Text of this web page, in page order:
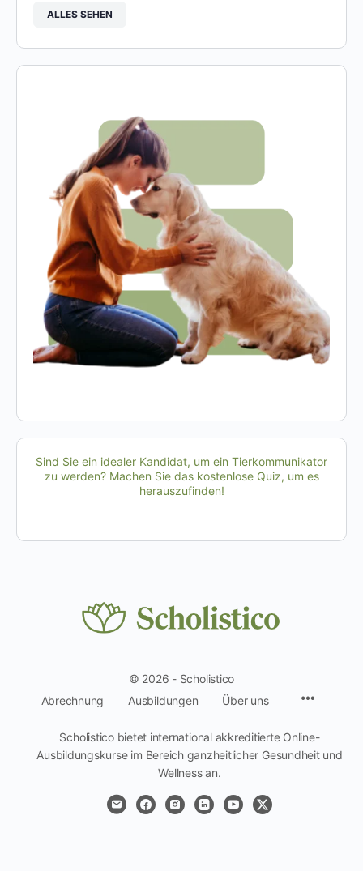
ALLES SEHEN
Sind Sie ein idealer Kandidat, um ein Tierkommunikator
zu werden? Machen Sie das kostenlose Quiz, um es
herauszufinden!
© 2026 - Scholistico
Abrechnung
Ausbildungen Über uns
Scholistico bietet international akkreditierte Online-
Ausbildungskurse im Bereich ganzheitlicher Gesundheit und
Wellness an.